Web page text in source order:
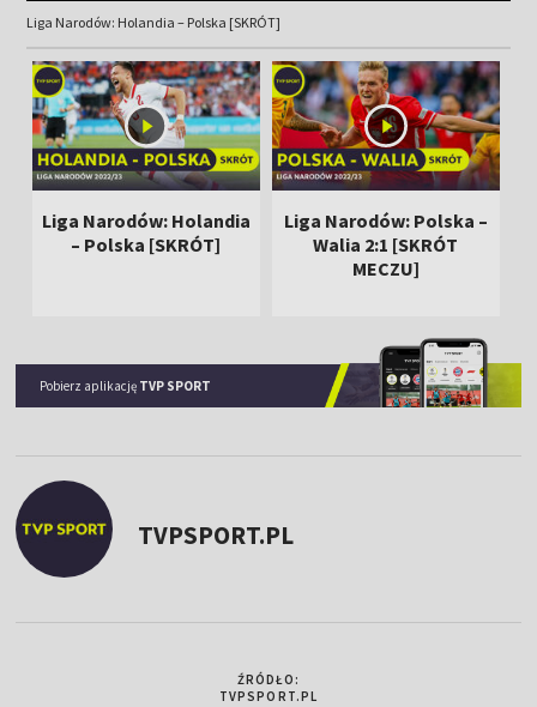
Liga Narodów: Holandia – Polska [SKRÓT]
Liga Narodów: Holandia
– Polska [SKRÓT]
Liga Narodów: Polska –
Walia 2:1 [SKRÓT
MECZU]
Pobierz aplikację TVP SPORT
TVPSPORT.PL
ŹRÓDŁO:
TVPSPORT.PL